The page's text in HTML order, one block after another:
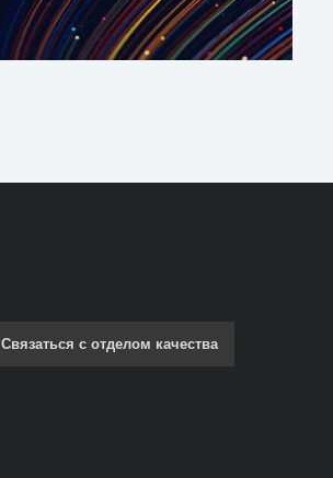
Связаться с отделом качества